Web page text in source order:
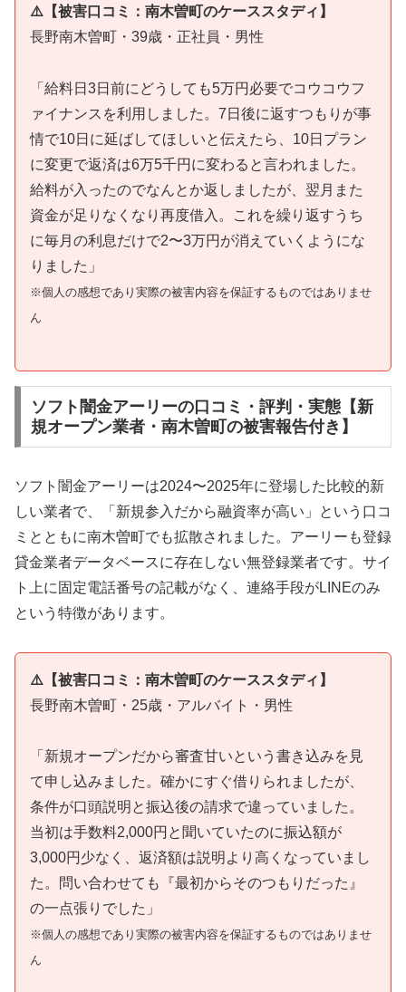
⚠️【被害口コミ：南木曽町のケーススタディ】
長野南木曽町・39歳・正社員・男性
「給料日3日前にどうしても5万円必要でコウコウフ
ァイナンスを利用しました。7日後に返すつもりが事
情で10日に延ばしてほしいと伝えたら、10日プラン
に変更で返済は6万5千円に変わると言われました。
給料が入ったのでなんとか返しましたが、翌月また
資金が足りなくなり再度借入。これを繰り返すうち
に毎月の利息だけで2〜3万円が消えていくようにな
りました」
※個人の感想であり実際の被害内容を保証するものではありませ
ん
ソフト闇金アーリーの口コミ・評判・実態【新
規オープン業者・南木曽町の被害報告付き】
ソフト闇金アーリーは2024〜2025年に登場した比較的新
しい業者で、「新規参入だから融資率が高い」という口コ
ミとともに南木曽町でも拡散されました。アーリーも登録
貸金業者データベースに存在しない無登録業者です。サイ
ト上に固定電話番号の記載がなく、連絡手段がLINEのみ
という特徴があります。
⚠️【被害口コミ：南木曽町のケーススタディ】
長野南木曽町・25歳・アルバイト・男性
「新規オープンだから審査甘いという書き込みを見
て申し込みました。確かにすぐ借りられましたが、
条件が口頭説明と振込後の請求で違っていました。
当初は手数料2,000円と聞いていたのに振込額が
3,000円少なく、返済額は説明より高くなっていまし
た。問い合わせても『最初からそのつもりだった』
の一点張りでした」
※個人の感想であり実際の被害内容を保証するものではありませ
ん